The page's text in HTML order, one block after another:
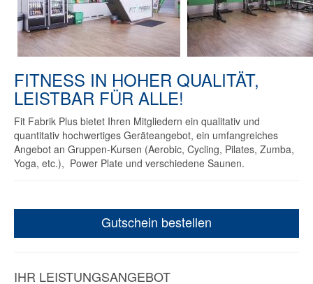
FITNESS IN HOHER QUALITÄT,
LEISTBAR FÜR ALLE!
Fit Fabrik Plus bietet Ihren Mitgliedern ein qualitativ und
quantitativ hochwertiges Geräteangebot, ein umfangreiches
Angebot an Gruppen-Kursen (Aerobic, Cycling, Pilates, Zumba,
Yoga, etc.), Power Plate und verschiedene Saunen.
Gutschein bestellen
IHR LEISTUNGSANGEBOT